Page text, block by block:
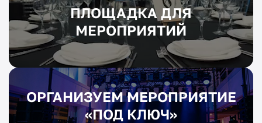
ПЛОЩАДКА ДЛЯ
МЕРОПРИЯТИЙ
ОРГАНИЗУЕМ МЕРОПРИЯТИЕ
«ПОД КЛЮЧ»